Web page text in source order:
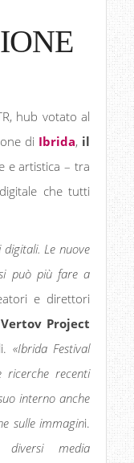
hub votato al
di Ibrida,il
e artistica – tra
che tutti
digitali. Le nuove
può più fare a
e direttori
Vertov Project
«Ibrida Festival
ricerche recenti
interno anche
sulle immagini.
media